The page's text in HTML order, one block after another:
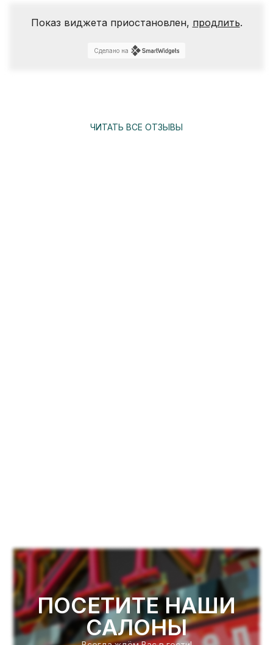
Показ виджета приостановлен, продлить.
Сделано на
ЧИТАТЬ ВСЕ ОТЗЫВЫ
ПОСЕТИТЕ НАШИ
САЛОНЫ